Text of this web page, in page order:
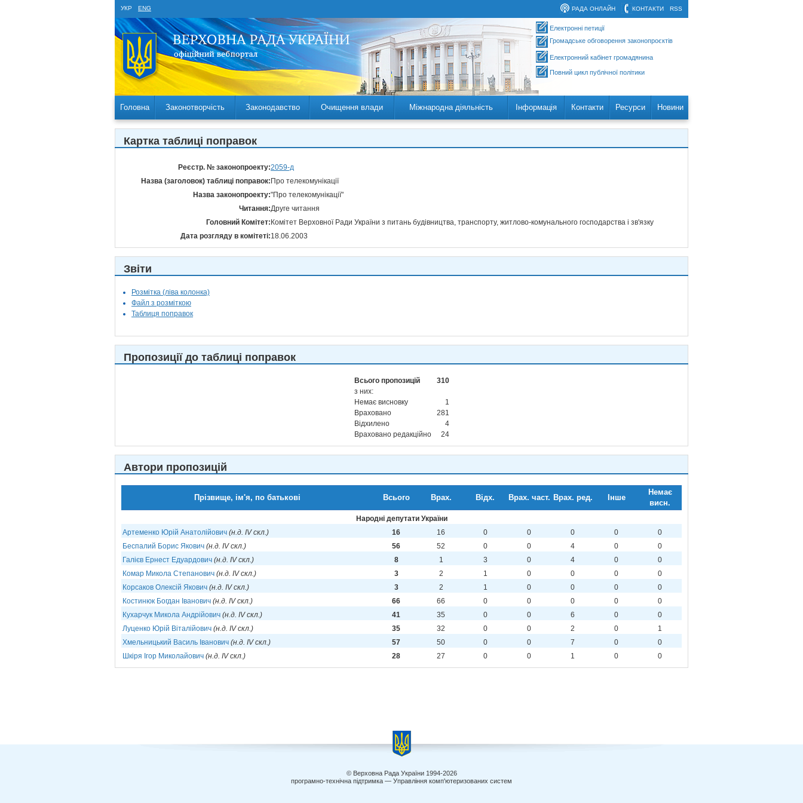
УКР ENG RSS
КОНТАКТИ
РАДА ОНЛАЙН
Електронні петиції
Громадське обговорення законопроєктів
Електронний кабінет громадянина
Повний цикл публічної політики
Головна Законотворчість Законодавство Очищення влади Міжнародна діяльність Інформація Контакти Ресурси Новини
Картка таблиці поправок
Реєстр. № законопроекту:2059-д
Назва (заголовок) таблиці поправок: Про телекомунікації
Назва законопроекту:"Про телекомунікації"
Читання:Друге читання
Головний Комітет: Комітет Верховної Ради України з питань будівництва, транспорту, житлово-комунального господарства і зв'язку
Дата розгляду в комітеті:18.06.2003
Звіти
Розмітка (ліва колонка)
Файл з розміткою
Таблиця поправок
Пропозиції до таблиці поправок
Всього пропозицій
310
з них:
Немає висновку
1
Враховано
281
Відхилено
4
Враховано редакційно
24
Автори пропозицій
Прізвище, ім'я, по батькові Всього Врах. Відх. Врах. част. Врах. ред. Інше
Немає
висн.
Народні депутати України
Артеменко Юрій Анатолійович (н.д. IV скл.) 16 16 0 0 0 0
0
Беспалий Борис Якович (н.д. IV скл.) 56 52 0 0 4 0
0
Галієв Ернест Едуардович (н.д. IV скл.) 8 1 3 0 4 0
0
Комар Микола Степанович (н.д. IV скл.) 3 2 1 0 0 0
0
Корсаков Олексій Якович (н.д. IV скл.) 3 2 1 0 0 0
0
Костинюк Богдан Іванович (н.д. IV скл.) 66 66 0 0 0 0
0
Кухарчук Микола Андрійович (н.д. IV скл.) 41 35 0 0 6 0
0
Луценко Юрій Віталійович (н.д. IV скл.) 35 32 0 0 2 0
1
Хмельницький Василь Іванович (н.д. IV скл.) 57 50 0 0 7 0
0
Шкіря Ігор Миколайович (н.д. IV скл.) 28 27 0 0 1 0 0
© Верховна Рада України 1994-2026
програмно-технічна підтримка — Управління комп'ютеризованих систем